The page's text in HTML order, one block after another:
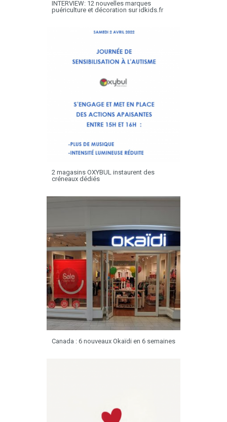
INTERVIEW: 12 nouvelles marques
puériculture et décoration sur idkids.fr
2 magasins OXYBUL instaurent des
créneaux dédiés
Canada : 6 nouveaux Okaïdi en 6 semaines